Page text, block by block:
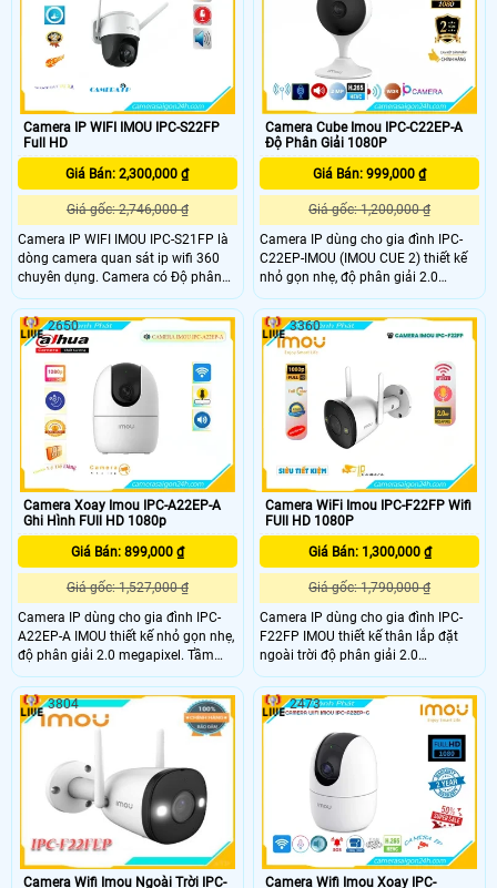
góc nhìn 97°(H), 52°(V), 114°(D), tích
hợp míc với chuẩn âm thanh G.
Camera IP WIFI IMOU IPC-S22FP
Full HD
Giá Bán: 2,300,000 ₫
Giá gốc: 2,746,000 ₫
Camera IP WIFI IMOU IPC-S21FP là
dòng camera quan sát ip wifi 360
chuyên dụng. Camera có Độ phân
giải 2.0 MP, cảm biến CMOS kích
thước 1/2. 9”, 20fps@2
Camera Cube Imou IPC-C22EP-A
Độ Phân Giải 1080P
Giá Bán: 999,000 ₫
Giá gốc: 1,200,000 ₫
Camera IP dùng cho gia đình IPC-
C22EP-IMOU (IMOU CUE 2) thiết kế
nhỏ gọn nhẹ, độ phân giải 2.0
megapixel. Tầm quan sát xa 10m
với công nghệ hồng ngoại thông
minh cùng các tính năng thông
minh khác, làm tăng khả năng quan
Camera Xoay Imou IPC-A22EP-A
Ghi Hình FUll HD 1080p
Giá Bán: 899,000 ₫
Giá gốc: 1,527,000 ₫
Camera IP dùng cho gia đình IPC-
A22EP-A IMOU thiết kế nhỏ gọn nhẹ,
độ phân giải 2.0 megapixel. Tầm
quan sát xa 10m với công nghệ
hồng ngoại thông minh cùng các
tính năng thông minh khác, làm
tăng khả năng quan sát.
2650
Camera WiFi Imou IPC-F22FP Wifi
FUll HD 1080P
Giá Bán: 1,300,000 ₫
Giá gốc: 1,790,000 ₫
Camera IP dùng cho gia đình IPC-
F22FP IMOU thiết kế thân lắp đặt
ngoài trời độ phân giải 2.0
megapixel, Tầm quan sát xa 30m
với công nghệ hồng ngoại thông
minh cùng các tính năng thông
minh khác làm tăng khả năng quan
3360
Camera Wifi Imou Ngoài Trời IPC-
3804
Camera Wifi Imou Xoay IPC-
2473